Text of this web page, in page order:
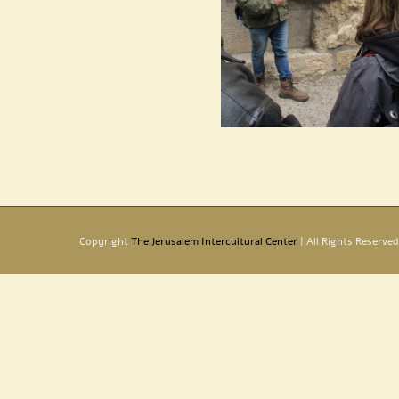
CopyrightThe Jerusalem Intercultural Center | All Rights Reserved